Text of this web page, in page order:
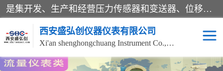
是集开发、生产和经营压力传感器和变送器、位移传感器和变送器、流量传感器和变送器、称重传感器和变送器、测力传感器和变送器、温湿度传感器和变送器、扭矩传感器、智能数显控制仪表等产品的化高新技术企业。
西安盛弘创仪器仪表有限公司
Xi'an shenghongchuang Instrument Co., Ltd